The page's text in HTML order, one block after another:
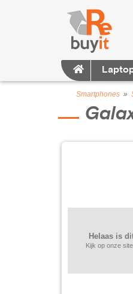
Smartphones »
Helaas is
Kijk op onze